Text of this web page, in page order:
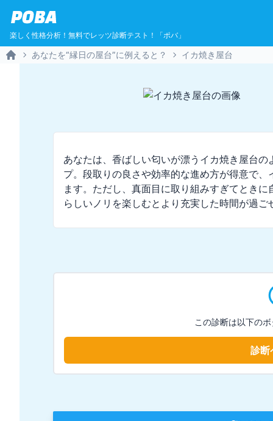
POBA
楽しく性格分析！無料でレッツ診断テスト！「ポバ」
あなたを“縁日の屋台”に例えると？ イカ焼き屋台
あなたは、香ばしい匂いが漂うイカ焼き屋台
プ。段取りの良さや効率的な進め方が得意で
ます。ただし、真面目に取り組みすぎてとき
らしいノリを楽しむとより充実した時間が過ご
この診断は以下の
診断